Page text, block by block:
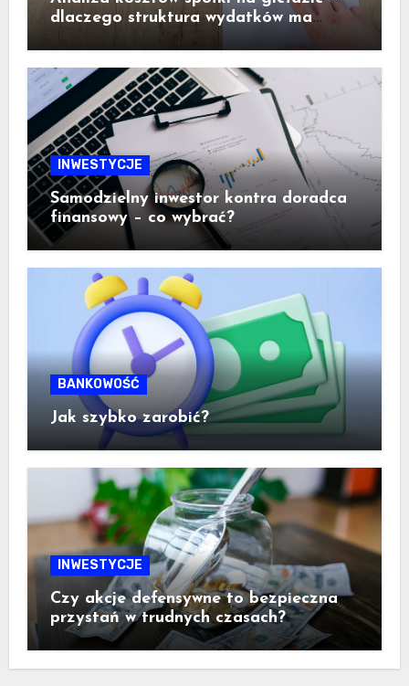
dlaczego struktura wydatków ma
ogromne znaczenie dla inwestora
INWESTYCJE
Samodzielny inwestor kontra doradca
finansowy – co wybrać?
BANKOWOŚĆ
Jak szybko zarobić?
INWESTYCJE
Czy akcje defensywne to bezpieczna
przystań w trudnych czasach?